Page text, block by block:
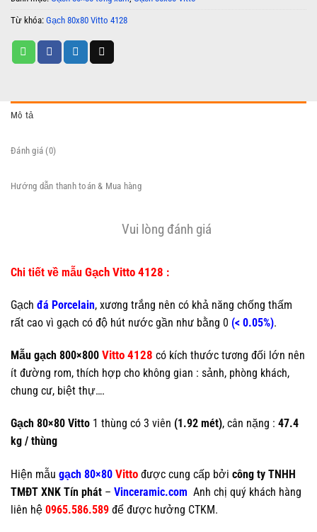
Từ khóa: Gạch 80x80 Vitto 4128
Mô tả
Đánh giá (0)
Hướng dẫn thanh toán & Mua hàng
Vui lòng đánh giá
Chi tiết về mẫu Gạch Vitto 4128 :
Gạch đá Porcelain, xương trắng nên có khả năng chống thấm
rất cao vì gạch có độ hút nước gần như bằng 0 (< 0.05%).
Mẫu gạch 800×800 Vitto 4128 có kích thước tương đối lớn nên
ít đường rom, thích hợp cho không gian : sảnh, phòng khách,
chung cư, biệt thự….
Gạch 80×80 Vitto 1 thùng có 3 viên (1.92 mét), cân nặng : 47.4
kg / thùng
Hiện mẫu gạch 80×80 Vitto được cung cấp bởi công ty TNHH
TMĐT XNK Tín phát – Vinceramic.com Anh chị quý khách hàng
liên hệ 0965.586.589 để được hưởng CTKM.